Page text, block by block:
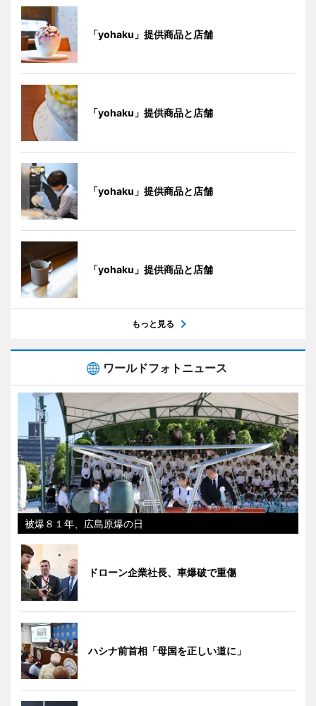
「yohaku」提供商品と店舗
「yohaku」提供商品と店舗
「yohaku」提供商品と店舗
「yohaku」提供商品と店舗
もっと見る
ワールドフォトニュース
被爆８１年、広島原爆の日
ドローン企業社長、車爆破で重傷
ハシナ前首相「母国を正しい道に」